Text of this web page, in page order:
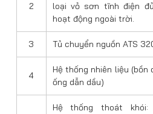
2
loại vỏ sơn tĩnh điện
hoạt động ngoài trời.
3 Tủ chuyển nguồn ATS
4
Hệ thống nhiên liệu (bồn
ống dẫn dầu)
Hệ thống thoát khói: